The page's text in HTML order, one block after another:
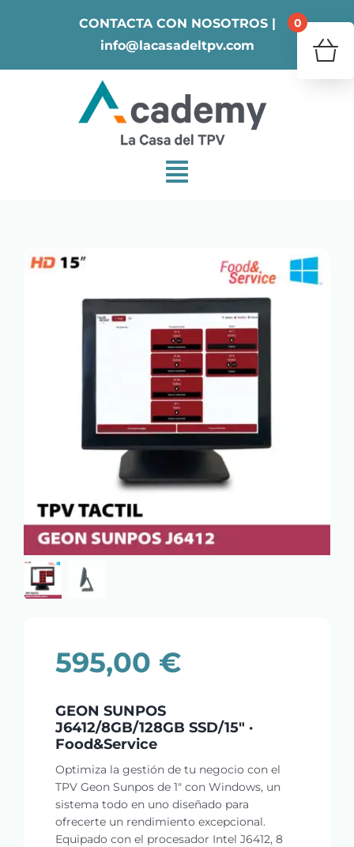
CONTACTA CON NOSOTROS |
info@lacasadeltpv.com
595,00 €
GEON SUNPOS
J6412/8GB/128GB SSD/15″ ·
Food&Service
Optimiza la gestión de tu negocio con el
TPV Geon Sunpos de 1" con Windows, un
sistema todo en uno diseñado para
ofrecerte un rendimiento excepcional.
Equipado con el procesador Intel J6412, 8
0